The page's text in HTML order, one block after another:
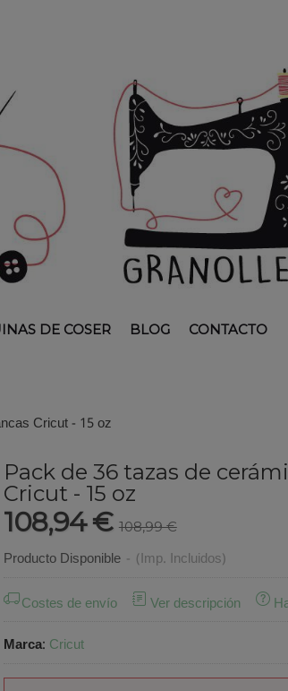
DE COSER BLOG CONTACTO
Cricut - 15 oz
Pack de 36 tazas de
Cricut - 15 oz
108,94 € 108,99 €
Producto Disponible - (Imp. Incluidos)
Costes de envío
Ver descripción
Marca: Cricut